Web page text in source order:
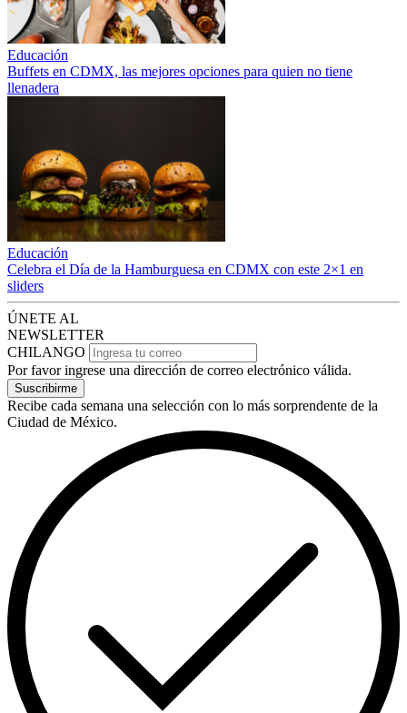
Educación
Buffets en CDMX, las mejores opciones para quien no tiene
llenadera
Educación
Celebra el Día de la Hamburguesa en CDMX con este 2×1 en
sliders
ÚNETE AL
NEWSLETTER
CHILANGO
Por favor ingrese una dirección de correo electrónico válida.
Suscribirme
Recibe cada semana una selección con lo más sorprendente de la
Ciudad de México.